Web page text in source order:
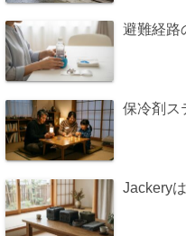
避難経路
保冷剤ス
Jackery